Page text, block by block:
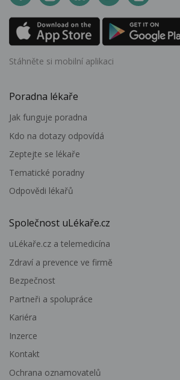
Stáhněte si mobilní aplikaci
Poradna lékaře
Jak funguje poradna
Kdo na dotazy odpovídá
Zeptejte se lékaře
Tematické poradny
Odpovědi lékařů
Společnost uLékaře.cz
uLékaře.cz a telemedicína
Zdraví a prevence ve firmě
Bezpečnost
Partneři a spolupráce
Kariéra
Inzerce
Kontakt
Ochrana oznamovatelů